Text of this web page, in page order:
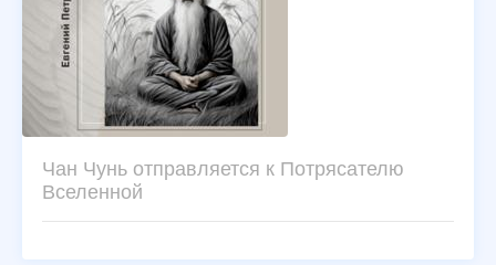
Чан Чунь отправляется к Потрясателю
Вселенной